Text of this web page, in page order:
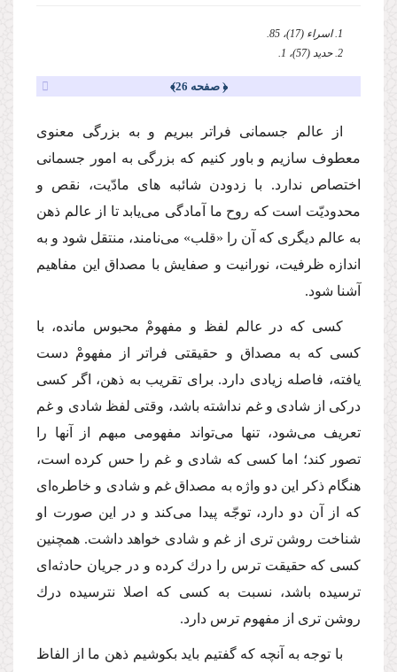
1. اسراء (17)، 85.
2. حدید (57)، 1.
﴿ صفحه 26﴾
از عالم جسمانى فراتر ببریم و به بزرگى معنوى
معطوف سازیم و باور كنیم كه بزرگى به امور جسمانى
اختصاص ندارد. با زدودن شائبه هاى مادّیت، نقص و
محدودیّت است كه روح ما آمادگى مى‌یابد تا از عالم ذهن
به عالم دیگرى كه آن را «قلب» مى‌نامند، منتقل شود و به
اندازه ظرفیت، نورانیت و صفایش با مصداق این مفاهیم
آشنا شود.
كسى كه در عالم لفظ و مفهومْ محبوس مانده، با
كسى كه به مصداق و حقیقتى فراتر از مفهومْ دست
یافته، فاصله زیادى دارد. براى تقریب به ذهن، اگر كسى
دركى از شادى و غم نداشته باشد، وقتى لفظ شادى و غم
تعریف مى‌شود، تنها مى‌تواند مفهومى مبهم از آنها را
تصور كند؛ اما كسى كه شادى و غم را حس كرده است،
هنگام ذكر این دو واژه به مصداق غم و شادى و خاطره‌اى
كه از آن دو دارد، توجّه پیدا مى‌كند و در این صورت او
شناخت روشن ترى از غم و شادى خواهد داشت. همچنین
كسى كه حقیقت ترس را درك كرده و در جریان حادثه‌اى
ترسیده باشد، نسبت به كسى كه اصلا نترسیده درك
روشن ترى از مفهوم ترس دارد.
با توجه به آنچه كه گفتیم باید بكوشیم ذهن ما از الفاظ